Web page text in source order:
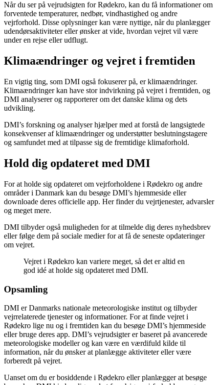
Når du ser på vejrudsigten for Rødekro, kan du få informationer om
forventede temperaturer, nedbør, vindhastighed og andre
vejrforhold. Disse oplysninger kan være nyttige, når du planlægger
udendørsaktiviteter eller ønsker at vide, hvordan vejret vil være
under en rejse eller udflugt.
Klimaændringer og vejret i fremtiden
En vigtig ting, som DMI også fokuserer på, er klimaændringer.
Klimaændringer kan have stor indvirkning på vejret i fremtiden, og
DMI analyserer og rapporterer om det danske klima og dets
udvikling.
DMI’s forskning og analyser hjælper med at forstå de langsigtede
konsekvenser af klimaændringer og understøtter beslutningstagere
og samfundet med at tilpasse sig de fremtidige klimaforhold.
Hold dig opdateret med DMI
For at holde sig opdateret om vejrforholdene i Rødekro og andre
områder i Danmark kan du besøge DMI’s hjemmeside eller
downloade deres officielle app. Her finder du vejrtjenester, advarsler
og meget mere.
DMI tilbyder også muligheden for at tilmelde dig deres nyhedsbrev
eller følge dem på sociale medier for at få de seneste opdateringer
om vejret.
Vejret i Rødekro kan variere meget, så det er altid en
god idé at holde sig opdateret med DMI.
Opsamling
DMI er Danmarks nationale meteorologiske institut og tilbyder
vejrrelaterede tjenester og informationer. For at finde vejret i
Rødekro lige nu og i fremtiden kan du besøge DMI’s hjemmeside
eller bruge deres app. DMI’s vejrudsigter er baseret på avancerede
meteorologiske modeller og kan være en værdifuld kilde til
information, når du ønsker at planlægge aktiviteter eller være
forberedt på vejret.
Uanset om du er bosiddende i Rødekro eller planlægger at besøge